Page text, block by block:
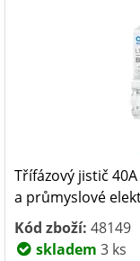
Třífázový jistič
a průmyslové
Kód zboží: 48149
skladem 3 ks